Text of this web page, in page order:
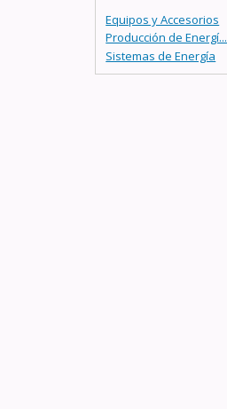
Equipos y Accesorios
Producción de Energí...
Sistemas de Energía